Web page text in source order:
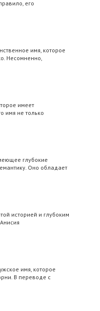
его
имя, которое
Несомненно,
имеет
имя не только
глубокие
Оно обладает
историей и глубоким
имя, которое
В переводе с